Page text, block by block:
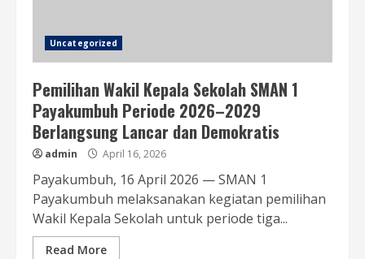
Uncategorized
Pemilihan Wakil Kepala Sekolah SMAN 1
Payakumbuh Periode 2026–2029
Berlangsung Lancar dan Demokratis
admin April 16, 2026
Payakumbuh, 16 April 2026 — SMAN 1
Payakumbuh melaksanakan kegiatan pemilihan
Wakil Kepala Sekolah untuk periode tiga...
Read More